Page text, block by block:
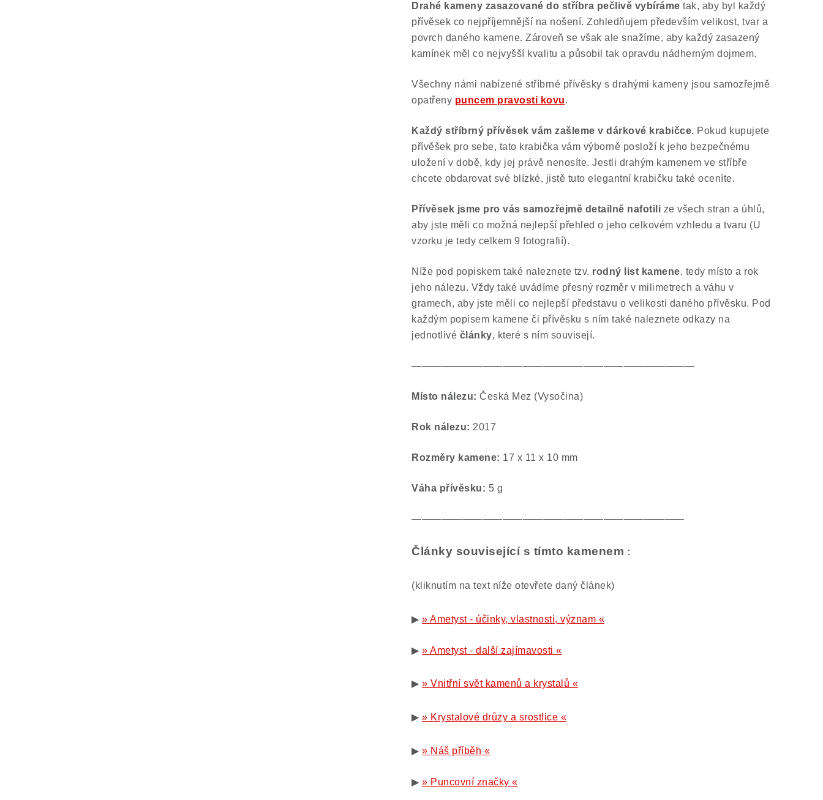
Drahé kameny zasazované do stříbra pečlivě vybíráme tak, aby byl každý
přívěsek co nejpříjemnější na nošení. Zohledňujem především velikost, tvar a
povrch daného kamene. Zároveň se však ale snažíme, aby každý zasazený
kamínek měl co nejvyšší kvalitu a působil tak opravdu nádherným dojmem.
Všechny námi nabízené stříbrné přívěsky s drahými kameny jsou samozřejmě
opatřeny puncem pravosti kovu.
Každý stříbrný přívěsek vám zašleme v dárkové krabičce. Pokud kupujete
přívěšek pro sebe, tato krabička vám výborně posloží k jeho bezpečnému
uložení v době, kdy jej právě nenosíte. Jestli drahým kamenem ve stříbře
chcete obdarovat své blízké, jistě tuto elegantní krabičku také oceníte.
Přívěsek jsme pro vás samozřejmě detailně nafotili ze všech stran a úhlů,
aby jste měli co možná nejlepší přehled o jeho celkovém vzhledu a tvaru (U
vzorku je tedy celkem 9 fotografií).
Níže pod popiskem také naleznete tzv. rodný list kamene, tedy místo a rok
jeho nálezu. Vždy také uvádíme přesný rozměr v milimetrech a váhu v
gramech, aby jste měli co nejlepší představu o velikosti daného přívěsku. Pod
každým popisem kamene či přívěsku s ním také naleznete odkazy na
jednotlivé články, které s ním souvisejí.
————————————————————————————
Místo nálezu: Česká Mez (Vysočina)
Rok nálezu: 2017
Rozměry kamene: 17 x 11 x 10 mm
Váha přívěsku: 5 g
———————————————————————————
Články související s tímto kamenem :
(kliknutím na text níže otevřete daný článek)
▶ » Ametyst - účinky, vlastnosti, význam «
▶ » Ametyst - další zajímavosti «
▶ » Vnitřní svět kamenů a krystalů «
▶ » Krystalové drůzy a srostlice «
▶ » Náš příběh «
▶ » Puncovní značky «